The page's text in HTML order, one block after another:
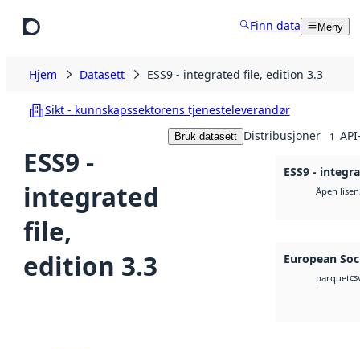
Finn data Meny
Hjem Datasett ESS9 - integrated file, edition 3.3
Sikt - kunnskapssektorens tjenesteleverandør
ESS9 -
integrated
file,
edition 3.3
Bruk datasett Distribusjoner 1
ESS9 -
Åpen
European
parquet